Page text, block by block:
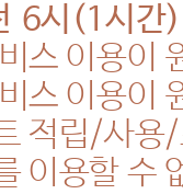
6시 (1 시간)
스 이용이
스 이용이
적립/사용/
이용할 수